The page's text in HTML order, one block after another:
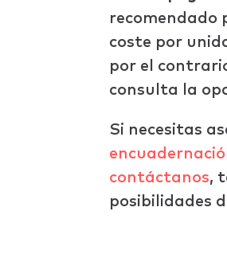
recomendado
coste por
por el
consulta la
Si necesitas
contáctanos,
posibilidades